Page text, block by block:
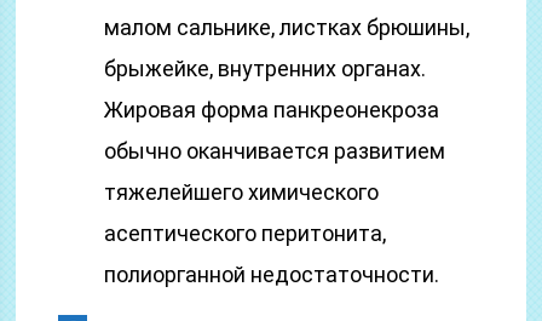
малом сальнике, листках брюшины,
брыжейке, внутренних органах.
Жировая форма панкреонекроза
обычно оканчивается развитием
тяжелейшего химического
асептического перитонита,
полиорганной недостаточности.